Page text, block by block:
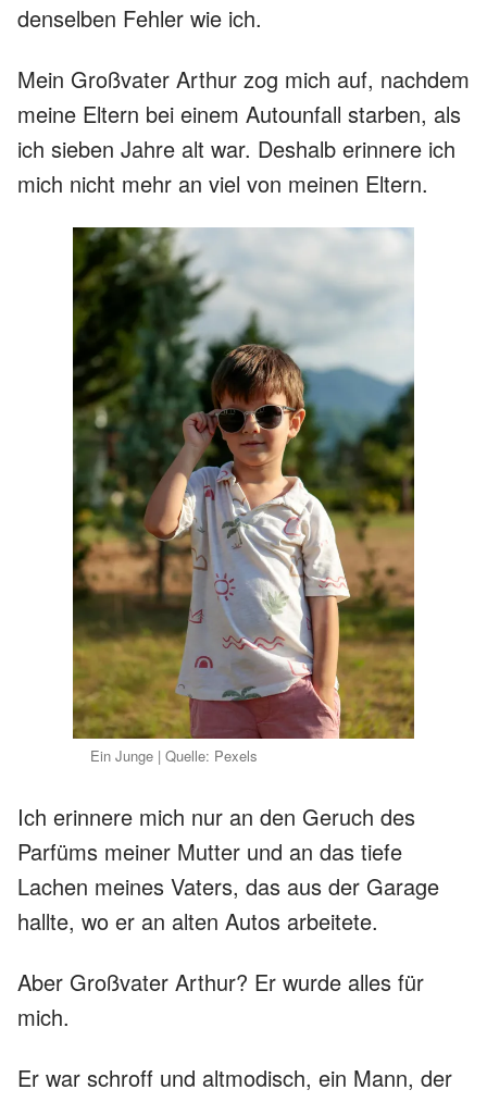
denselben Fehler wie ich.
Mein Großvater Arthur zog mich auf, nachdem
meine Eltern bei einem Autounfall starben, als
ich sieben Jahre alt war. Deshalb erinnere ich
mich nicht mehr an viel von meinen Eltern.
Ein Junge | Quelle: Pexels
Ich erinnere mich nur an den Geruch des
Parfüms meiner Mutter und an das tiefe
Lachen meines Vaters, das aus der Garage
hallte, wo er an alten Autos arbeitete.
Aber Großvater Arthur? Er wurde alles für
mich.
Er war schroff und altmodisch, ein Mann, der